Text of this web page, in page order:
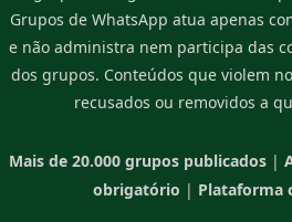
Grupos de WhatsApp atua apenas
e não administra nem participa das
dos grupos. Conteúdos que violem
recusados ou removidos a
Mais de 20.000 grupos publicados|
obrigatório | Plataforma